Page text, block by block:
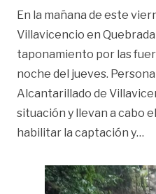
En la mañana de este
Villavicencio en
taponamiento por las
noche del jueves.
Alcantarillado de
situación y llevan a cabo
habilitar la captación y…